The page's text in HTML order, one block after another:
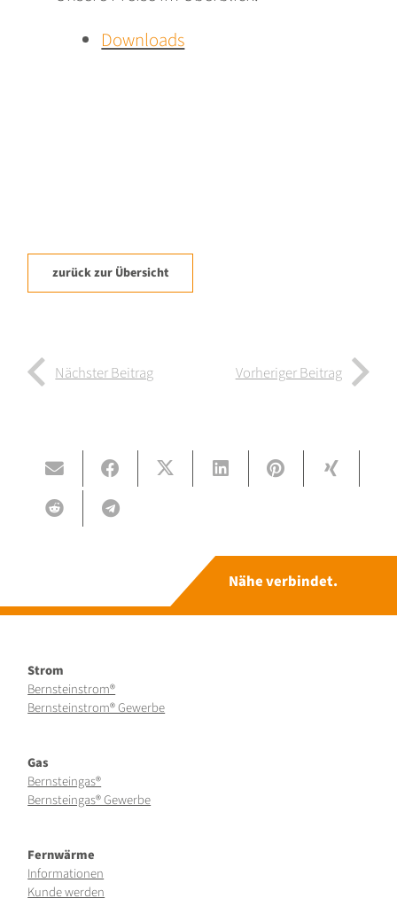
Downloads
zurück zur Übersicht
Nächster Beitrag Vorheriger Beitrag
Nähe verbindet.
Strom
Bernsteinstrom®
Bernsteinstrom® Gewerbe
Gas
Bernsteingas®
Bernsteingas® Gewerbe
Fernwärme
Informationen
Kunde werden